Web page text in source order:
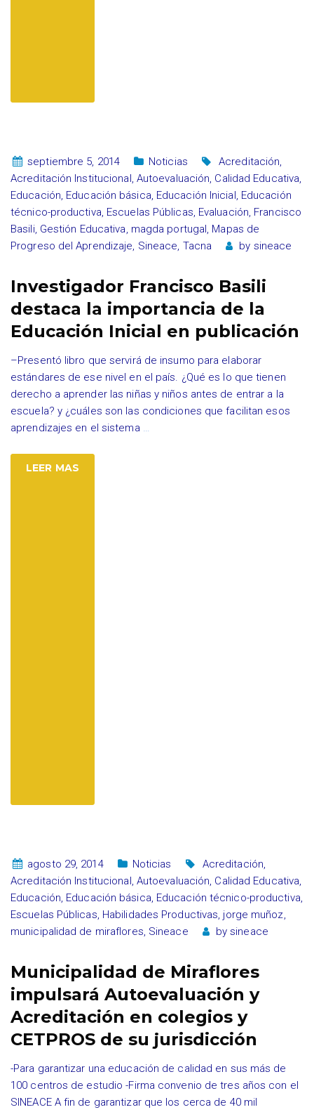
septiembre 5, 2014 Noticias Acreditación,
Acreditación Institucional, Autoevaluación, Calidad Educativa,
Educación, Educación básica, Educación Inicial, Educación
técnico-productiva, Escuelas Públicas, Evaluación, Francisco
Basili, Gestión Educativa, magda portugal, Mapas de
Progreso del Aprendizaje, Sineace, Tacna by sineace
Investigador Francisco Basili
destaca la importancia de la
Educación Inicial en publicación
–Presentó libro que servirá de insumo para elaborar
estándares de ese nivel en el país. ¿Qué es lo que tienen
derecho a aprender las niñas y niños antes de entrar a la
escuela? y ¿cuáles son las condiciones que facilitan esos
aprendizajes en el sistema …
LEER MAS
agosto 29, 2014 Noticias Acreditación,
Acreditación Institucional, Autoevaluación, Calidad Educativa,
Educación, Educación básica, Educación técnico-productiva,
Escuelas Públicas, Habilidades Productivas, jorge muñoz,
municipalidad de miraflores, Sineace bysineace
Municipalidad de Miraflores
impulsará Autoevaluación y
Acreditación en colegios y
CETPROS de su jurisdicción
-Para garantizar una educación de calidad en sus más de
100 centros de estudio -Firma convenio de tres años con el
SINEACE A fin de garantizar que los cerca de 40 mil